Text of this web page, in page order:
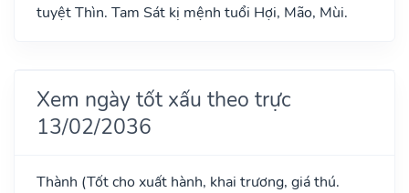
tuyệt Thìn. Tam Sát kị mệnh tuổi Hợi, Mão, Mùi.
Xem ngày tốt xấu theo trực
13/02/2036
Thành (Tốt cho xuất hành, khai trương, giá thú.